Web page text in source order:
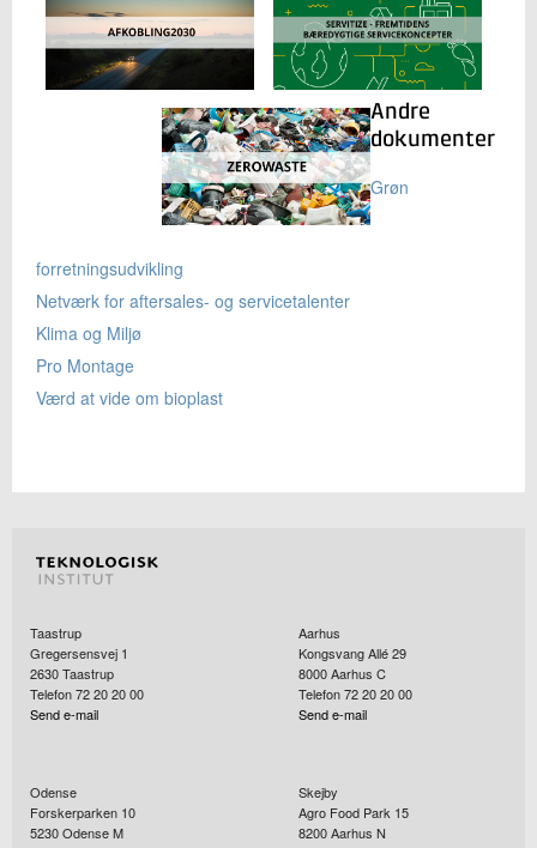
Andre
dokumenter
Grøn
forretningsudvikling
Netværk for aftersales- og servicetalenter
Klima og Miljø
Pro Montage
Værd at vide om bioplast
Taastrup
Gregersensvej 1
2630Taastrup
Telefon 72 20 20 00
Send e-mail
Aarhus
Kongsvang Allé 29
8000Aarhus C
Telefon 72 20 20 00
Send e-mail
Odense
Forskerparken 10
5230Odense M
Skejby
Agro Food Park 15
8200Aarhus N